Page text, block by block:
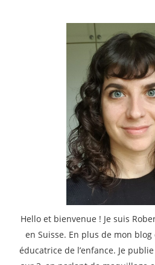
Hello et bienvenue ! Je suis
en Suisse. En plus de mon
éducatrice de l’enfance. Je